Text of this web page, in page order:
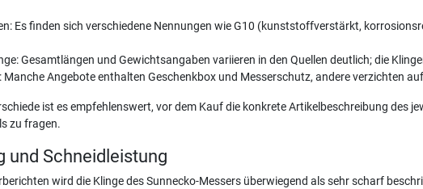
Es finden sich verschiedene Nennungen wie G10 (kunststoffverstärkt,
Gesamtlängen und Gewichtsangaben variieren in den Quellen deutlich; die
Angebote enthalten Geschenkbox und Messerschutz, andere verzichten
ist es empfehlenswert, vor dem Kauf die konkrete Artikelbeschreibung des
zu fragen.
und Schneidleistung
wird die Klinge des Sunnecko-Messers überwiegend als sehr scharf